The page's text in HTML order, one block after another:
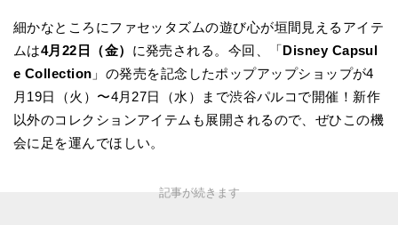
細かなところにファセッタズムの遊び心が垣間見えるアイテ
ムは4月22日（金） に発売される。今回、「Disney Capsul
e Collection 」の発売を記念したポップアップショップが4
月19日（火）〜4月27日（水）まで渋谷パルコで開催！新作
以外のコレクションアイテムも展開されるので、ぜひこの機
会に足を運んでほしい。